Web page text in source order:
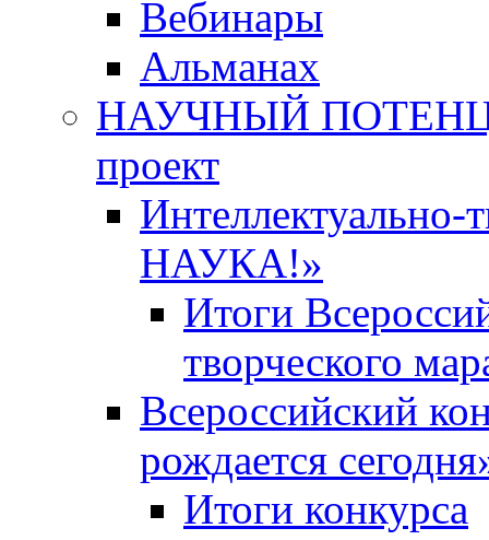
Вебинары
Альманах
НАУЧНЫЙ
проект
НАУКА!»
Итоги
творческого
Всероссийский
рождается
Итоги конкурса